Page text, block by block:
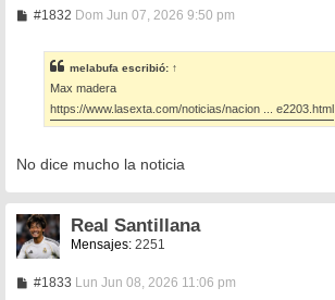
#1832M
a
j
e
Dom Jun 07, 2026 9:50 pm
melabufa escribió: ↑
Max madera
https://www.lasexta.com/noticias/nacion ... e2203.html
No dice mucho la noticia
Real Santillana
Mensajes: 2251
#1833MLun Jun 08, 2026 11:06 pm